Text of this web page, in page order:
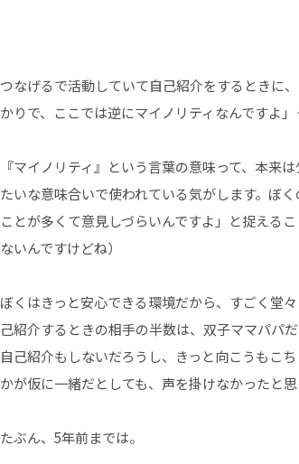
つなげるで活動していて自己紹介をするときに
かりで、ここでは逆にマイノリティなんですよ」
『マイノリティ』という言葉の意味って、本来
たいな意味合いで使われている気がします。ぼ
ことが多くて意見しづらいんですよ」と捉える
ないんですけどね）
ぼくはきっと安心できる環境だから、すごく堂
己紹介するときの相手の半数は、双子ママパパ
自己紹介もしないだろうし、きっと向こうもこ
かが仮に一緒だとしても、声を掛けなかったと思
たぶん、5年前までは。